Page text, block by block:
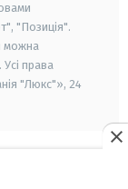
"Позиція".
можна
права
"Люкс"», 24